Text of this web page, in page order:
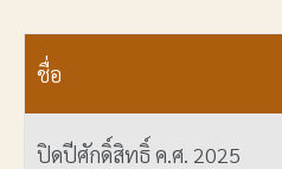
ชื่อ
ปิดปีศักดิ์สิทธิ์ ค.ศ. 2025